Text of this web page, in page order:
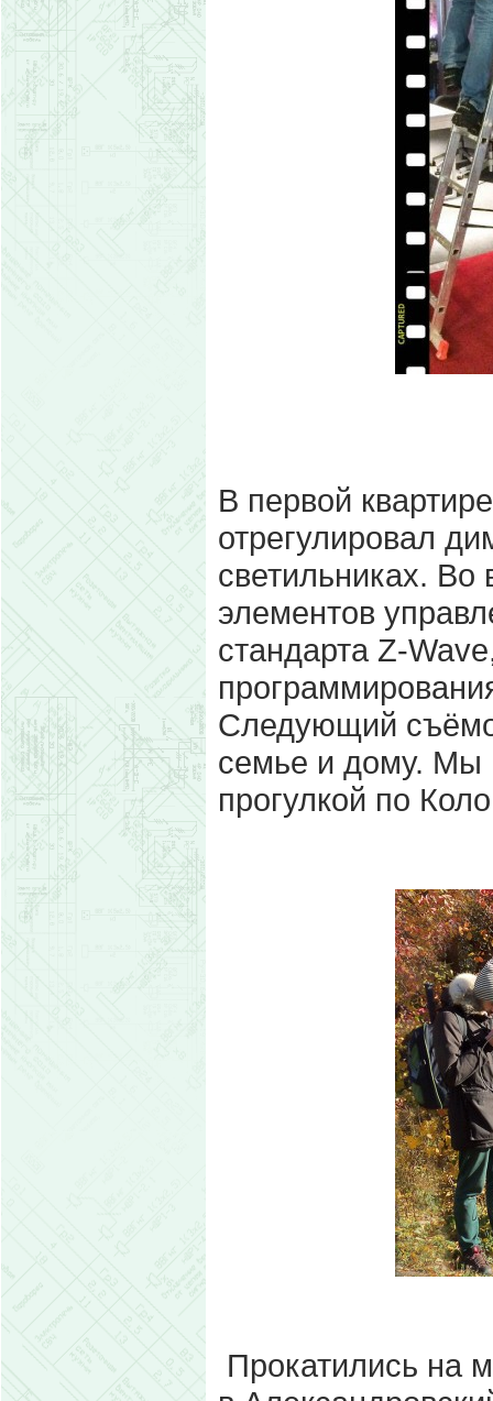
В первой
отрегулировал
светильниках. Во
элементов
стандарта Z-
Следующий
семье и дому. Мы
прогулкой по
Прокатились на